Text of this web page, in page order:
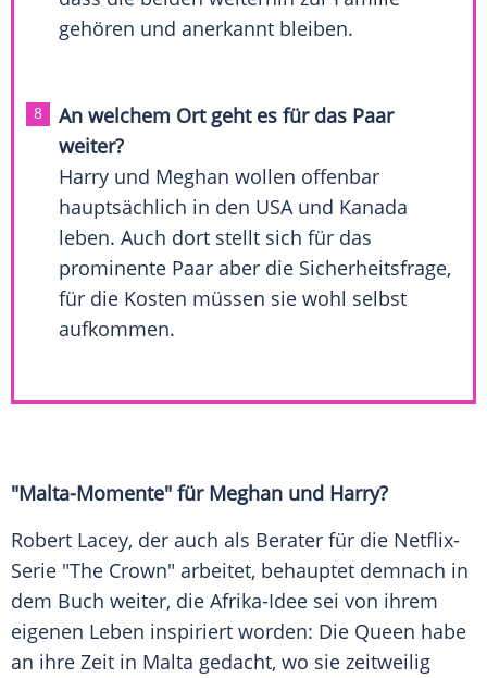
gehören und anerkannt bleiben.
An welchem Ort geht es für das Paar
weiter?
Harry und Meghan wollen offenbar
hauptsächlich in den USA und Kanada
leben. Auch dort stellt sich für das
prominente Paar aber die Sicherheitsfrage,
für die Kosten müssen sie wohl selbst
aufkommen.
"Malta-Momente" für Meghan und Harry?
Robert Lacey, der auch als Berater für die Netflix-
Serie "The Crown" arbeitet, behauptet demnach in
dem Buch weiter, die Afrika-Idee sei von ihrem
eigenen Leben inspiriert worden: Die Queen habe
an ihre Zeit in Malta gedacht, wo sie zeitweilig